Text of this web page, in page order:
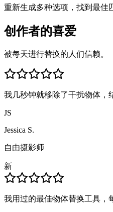
重新生成多种选项，找到最佳
创作者的喜爱
被每天进行替换的人们信赖。
我几秒钟就移除了干扰物体，
JS
Jessica S.
自由摄影师
新
我用过的最佳物体替换工具，